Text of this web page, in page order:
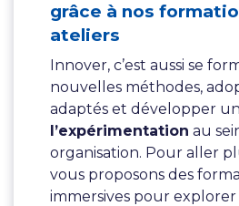
grâce à nos
ateliers
Innover, c’est aussi se
nouvelles méthodes,
adaptés et développer
l’expérimentation au
organisation. Pour aller
vous proposons des
immersives pour explorer